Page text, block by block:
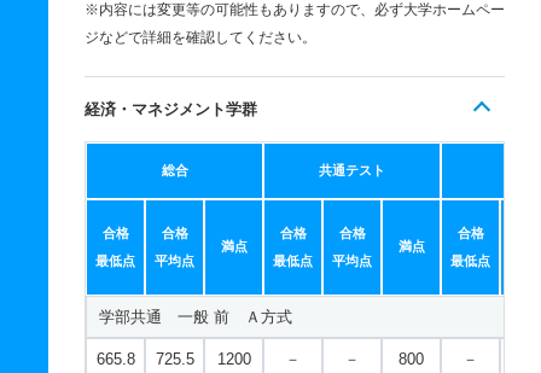
※内容には変更等の可能性もありますので、必ず大学ホームペー
ジなどで詳細を確認してください。
経済・マネジメント学群
総合 共通テスト
合格
最低点
合格
平均点
満点
合格
最低点
合格
平均点
満点
合格
最低点
学部共通 一般 前 Ａ方式
665.8 725.5 1200 － － 800 －